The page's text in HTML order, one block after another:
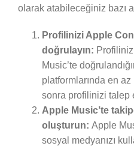
olarak atabileceğiniz bazı
Profilinizi Apple
doğrulayın:
Music’te
platformlarında en az
sonra profilinizi talep
Apple Music’te
oluşturun: Apple
sosyal medyanızı